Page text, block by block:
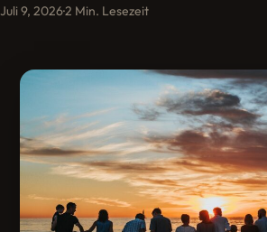
Juli 9, 2026·2 Min. Lesezeit